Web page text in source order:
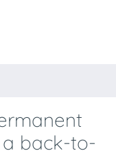
back-to-